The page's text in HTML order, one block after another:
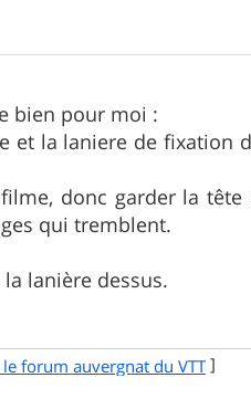
bien pour moi :
et la laniere de fixation
donc garder la
qui tremblent.
lanière dessus.
le forum auvergnat du VTT ]